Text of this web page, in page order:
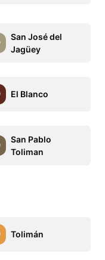
San José del
Jagüey
El Blanco
San Pablo
Toliman
Tolimán